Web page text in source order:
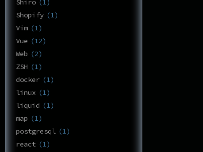
Shiro
1
Shopify
1
Vim
1
Vue
12
Web
2
ZSH
1
docker
1
linux
1
liquid
1
map
1
postgresql
1
react
1